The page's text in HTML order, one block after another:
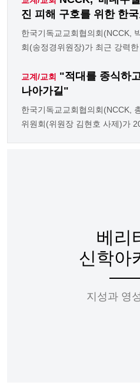
진 피해 구호를 위한 한
한국기독교교회협의회(NCCK,
회(송정경위원장)가 최근 강력
교계/교회 "적대를 종식하
나아가길"
한국기독교교회협의회(NCCK,
위원회(위원장 김현호 사제)가
베리
신학아
지성과 영